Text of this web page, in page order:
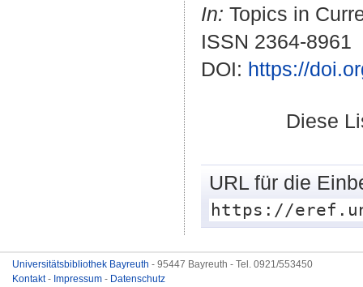
In: Topics in
ISSN 2364-8961
DOI: https://
Diese
URL für die
https://
Universitätsbibliothek Bayreuth - 95447 Bayreuth - Tel. 0921/553450
Kontakt- Impressum - Datenschutz